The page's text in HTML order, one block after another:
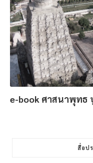
e-book ศาสนาพุทธ
สื่อป